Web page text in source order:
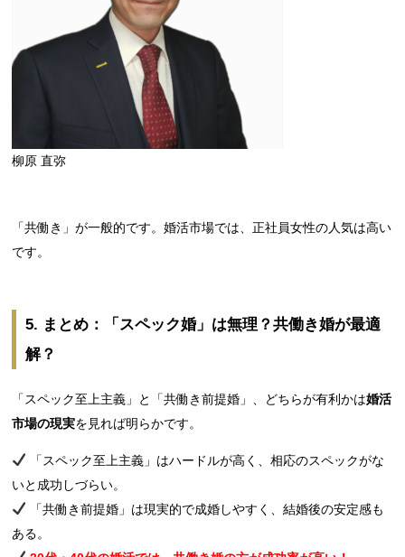
柳原 直弥
「共働き」が一般的です。婚活市場では、正社員女性の人気は高い
です。
5. まとめ：「スペック婚」は無理？共働き婚が最適
解？
「スペック至上主義」と「共働き前提婚」、どちらが有利かは婚活
市場の現実を見れば明らかです。
「スペック至上主義」はハードルが高く、相応のスペックがな
いと成功しづらい。
「共働き前提婚」は現実的で成婚しやすく、結婚後の安定感も
ある。